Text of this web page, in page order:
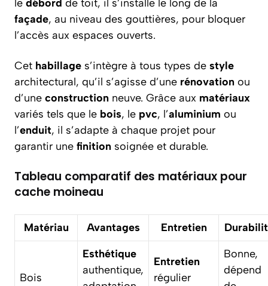
le débord de toit, il s’installe le long de la
façade, au niveau des gouttières, pour bloquer
l’accès aux espaces ouverts.
Cet habillage s’intègre à tous types de style
architectural, qu’il s’agisse d’une rénovation ou
d’une construction neuve. Grâce aux matériaux
variés tels que le bois, le pvc, l’aluminium ou
l’enduit, il s’adapte à chaque projet pour
garantir une finition soignée et durable.
Tableau comparatif des matériaux pour
cache moineau
Matériau Avantages Entretien
Bois
Esthétique
authentique,
Entretien
régulier
Bonne,
dépend